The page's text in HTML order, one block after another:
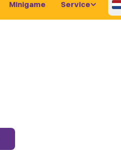
Minigame Service